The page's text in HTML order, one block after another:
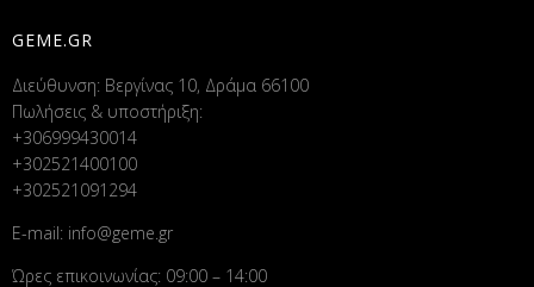
GEME.GR
Διεύθυνση: Βεργίνας 10, Δράμα 66100
Πωλήσεις & υποστήριξη:
+306999430014
+302521400100
+302521091294
E-mail: info@geme.gr
Ώρες επικοινωνίας: 09:00 – 14:00